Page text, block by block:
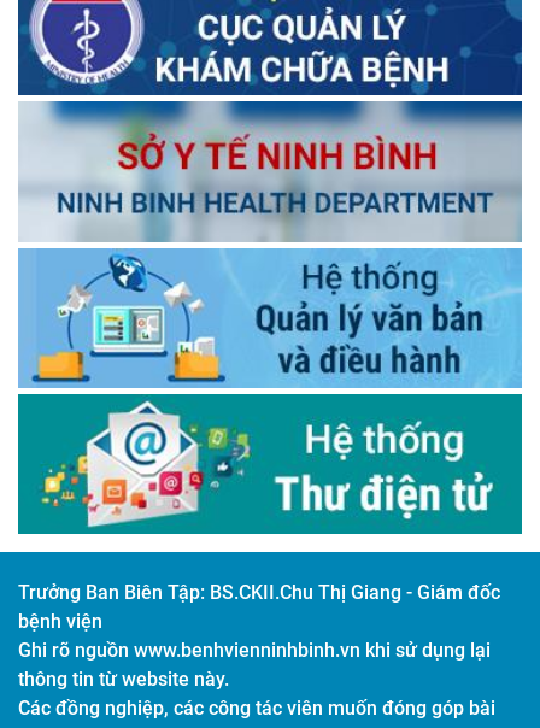
Trưởng Ban Biên Tập: BS.CKII.Chu Thị Giang - Giám đốc
bệnh viện
Ghi rõ nguồn www.benhvienninhbinh.vn khi sử dụng lại
thông tin từ website này.
Các đồng nghiệp, các công tác viên muốn đóng góp bài